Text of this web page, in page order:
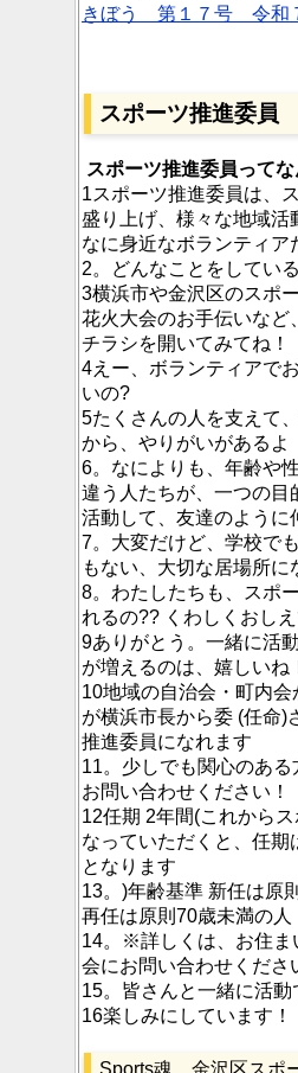
きぼう 第１７号 令和
スポーツ推進委員
スポーツ推進委員って
1スポーツ推進委員は、
盛り上げ、様々な地域活
なに身近なボランティア
2。どんなことをしてい
3横浜市や金沢区のスポ
花火大会のお手伝いなど
チラシを開いてみてね！
4えー、ボランティアで
いの?
5たくさんの人を支えて
から、やりがいがあるよ
6。なによりも、年齢や
違う人たちが、一つの目
活動して、友達のように
7。大変だけど、学校で
もない、大切な居場所に
8。わたしたちも、スポ
れるの?? くわしくおし
9ありがとう。一緒に活
が増えるのは、嬉しいね
10地域の自治会・町内会
が横浜市長から委 (任命)
推進委員になれます
11。少しでも関心のあ
お問い合わせください！
12任期 2年間(これから
なっていただくと、任期
となります
13。)年齢基準 新任は原
再任は原則70歳未満の人
14。※詳しくは、お住ま
会にお問い合わせくださ
15。皆さんと一緒に活動
16楽しみにしています！
Sports魂 金沢区スポ